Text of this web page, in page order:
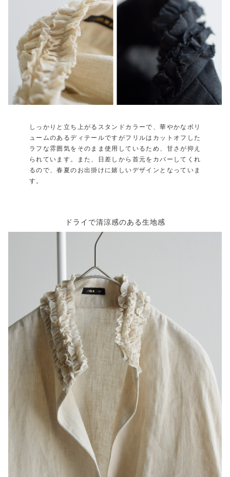
しっかりと立ち上がるスタンドカラーで、華やかなボリ
ュームのあるディテールですがフリルはカットオフした
ラフな雰囲気をそのまま使用しているため、甘さが抑え
られています。また、日差しから首元をカバーしてくれ
るので、春夏のお出掛けに嬉しいデザインとなっていま
す。
ドライで清涼感のある生地感